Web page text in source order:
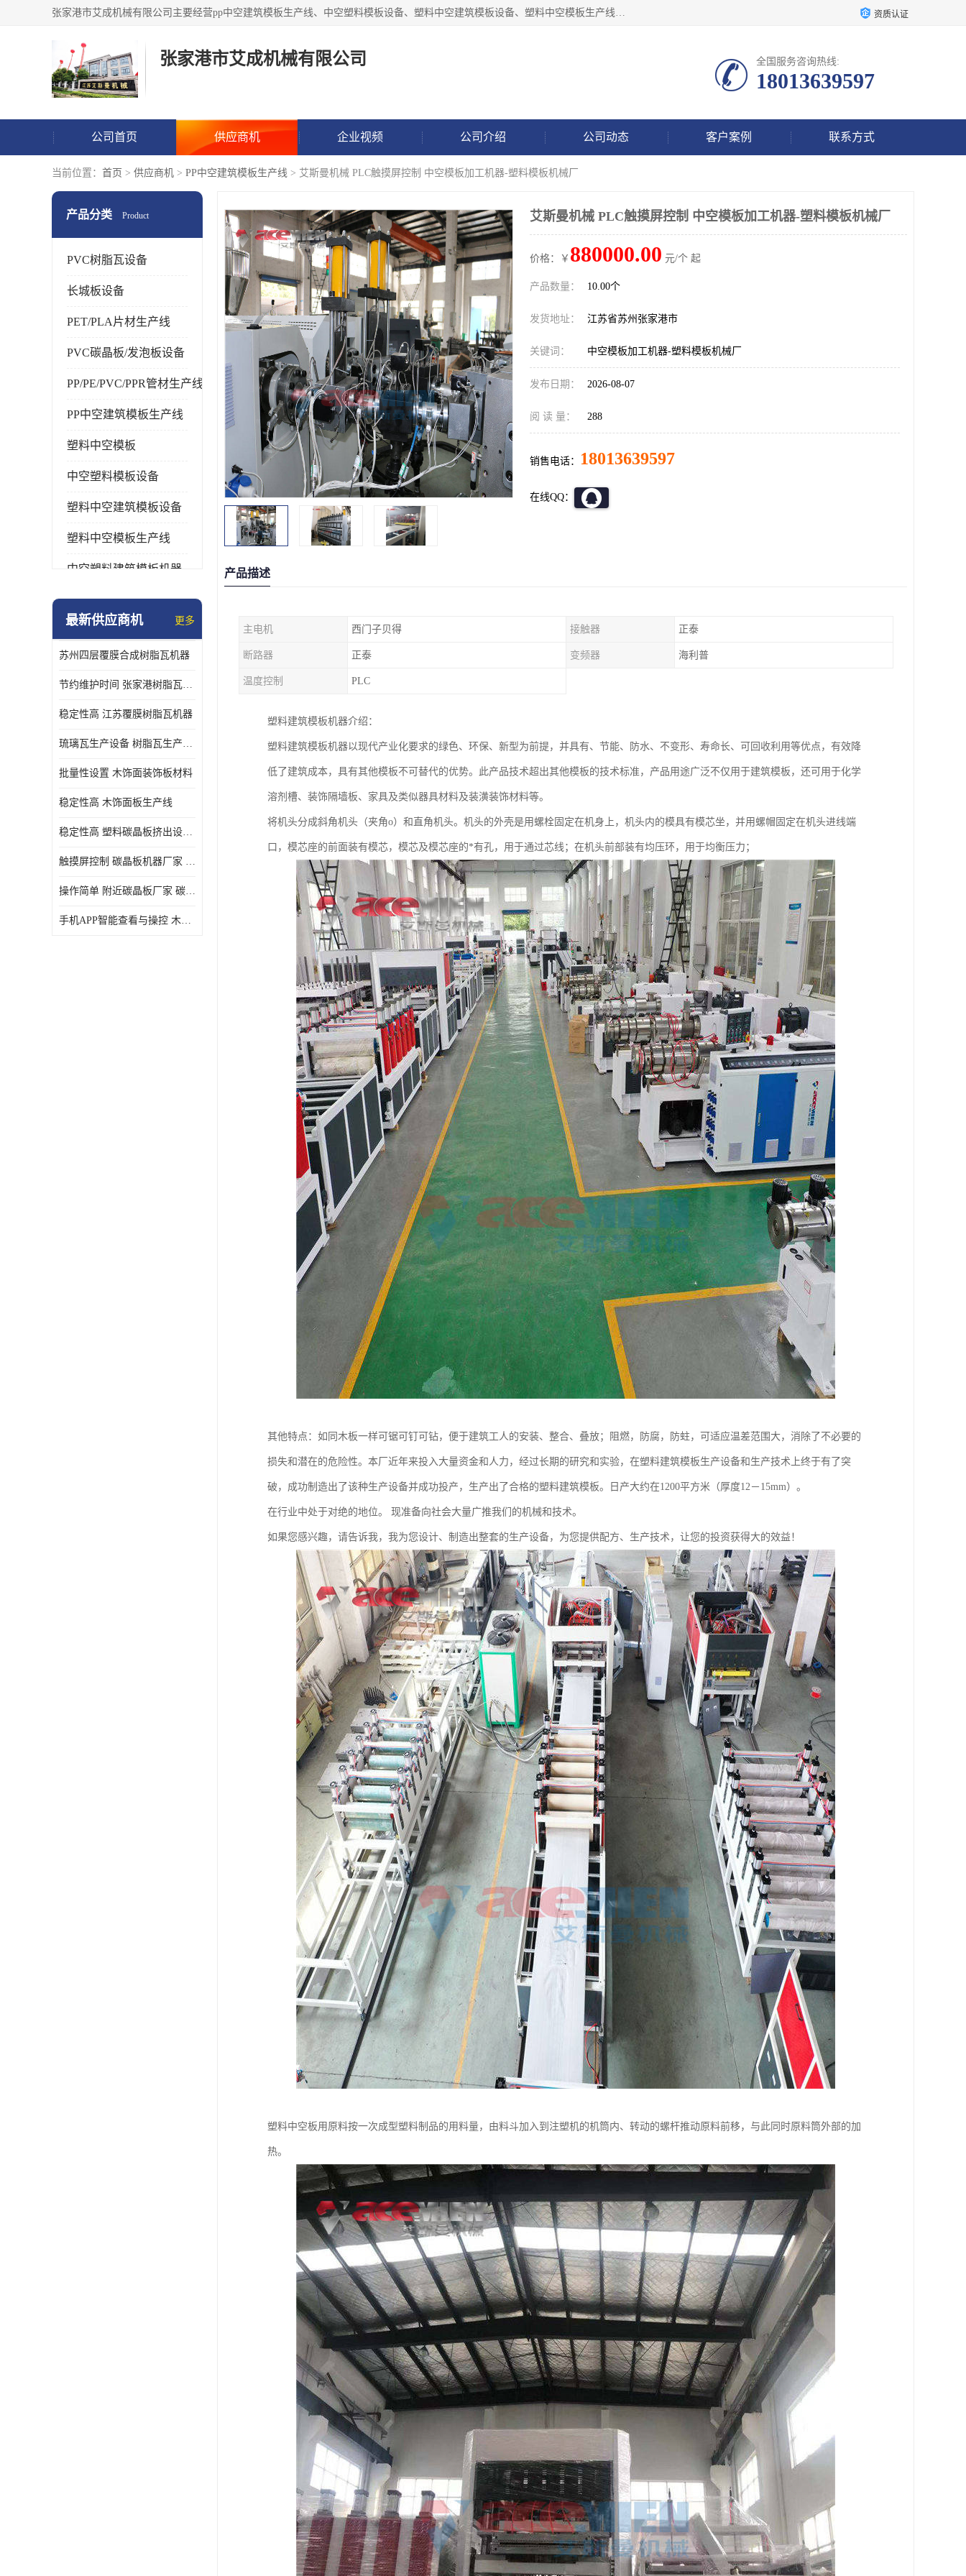
张家港市艾成机械有限公司主要经营pp中空建筑模板生产线、中空塑料模板设备、塑料中空建筑模板设备、塑料中空模板生产线、中空塑料建筑模板机器系列及相关辅机设备等。我们将不断超越自我，一如既往地为客户设计价值，竭诚为您提供更优质的技术、产品和服务！ 资质认证
张家港市艾成机械有限公司 全国服务咨询热线:
18013639597
公司首页 供应商机 企业视频 公司介绍 公司动态 客户案例 联系方式
当前位置： 首页 > 供应商机 > PP中空建筑模板生产线 > 艾斯曼机械 PLC触摸屏控制 中空模板加工机器-塑料模板机械厂
产品分类 Product
PVC树脂瓦设备
长城板设备
PET/PLA片材生产线
PVC碳晶板/发泡板设备
PP/PE/PVC/PPR管材生产线
PP中空建筑模板生产线
塑料中空模板
中空塑料模板设备
塑料中空建筑模板设备
塑料中空模板生产线
中空塑料建筑模板机器
最新供应商机 更多
苏州四层覆膜合成树脂瓦机器
节约维护时间 张家港树脂瓦小青瓦成型机
稳定性高 江苏覆膜树脂瓦机器
琉璃瓦生产设备 树脂瓦生产设备
批量性设置 木饰面装饰板材料
稳定性高 木饰面板生产线
稳定性高 塑料碳晶板挤出设备 碳晶板设备
触摸屏控制 碳晶板机器厂家 碳晶板全屋装修的利和弊
操作简单 附近碳晶板厂家 碳晶板机器厂家
手机APP智能查看与操控 木饰面板机器
艾斯曼机械 PLC触摸屏控制 中空模板加工机器-塑料模板机械厂
价格：￥ 880000.00 元/个 起
产品数量： 10.00个
发货地址： 江苏省苏州张家港市
关键词： 中空模板加工机器-塑料模板机械厂
发布日期： 2026-08-07
阅 读 量： 288
销售电话： 18013639597
在线QQ：
产品描述
主电机 西门子贝得 接触器 正泰
断路器 正泰 变频器 海利普
温度控制 PLC
塑料建筑模板机器介绍：
塑料建筑模板机器以现代产业化要求的绿色、环保、新型为前提，并具有、节能、防水、不变形、寿命长、可回收利用等优点，有效降
低了建筑成本，具有其他模板不可替代的优势。此产品技术超出其他模板的技术标准，产品用途广泛不仅用于建筑模板，还可用于化学
溶剂槽、装饰隔墙板、家具及类似器具材料及装潢装饰材料等。
将机头分成斜角机头（夹角o）和直角机头。机头的外壳是用螺栓固定在机身上，机头内的模具有模芯坐，并用螺帽固定在机头进线端
口，模芯座的前面装有模芯，模芯及模芯座的*有孔，用于通过芯线；在机头前部装有均压环，用于均衡压力；
其他特点：如同木板一样可锯可钉可钻，便于建筑工人的安装、整合、叠放；阻燃，防腐，防蛀，可适应温差范围大，消除了不必要的
损失和潜在的危险性。本厂近年来投入大量资金和人力，经过长期的研究和实验，在塑料建筑模板生产设备和生产技术上终于有了突
破，成功制造出了该种生产设备并成功投产，生产出了合格的塑料建筑模板。日产大约在1200平方米（厚度12－15mm）。
在行业中处于对绝的地位。 现准备向社会大量广推我们的机械和技术。
如果您感兴趣，请告诉我，我为您设计、制造出整套的生产设备，为您提供配方、生产技术，让您的投资获得大的效益！
塑料中空板用原料按一次成型塑料制品的用料量，由料斗加入到注塑机的机筒内、转动的螺杆推动原料前移，与此同时原料筒外部的加
热。